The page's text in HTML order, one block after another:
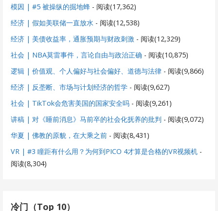
模因 | #5 被操纵的掘地蜂 - 阅读(17,362)
经济 | 假如美联储一直放水 - 阅读(12,538)
经济 | 美债收益率，通胀预期与财政刺激 - 阅读(12,329)
社会 | NBA莫雷事件，言论自由与政治正确 - 阅读(10,875)
逻辑 | 价值观、个人偏好与社会偏好、道德与法律 - 阅读(9,866)
经济 | 反垄断、市场与计划经济的哲学 - 阅读(9,627)
社会 | TikTok会危害美国的国家安全吗 - 阅读(9,261)
讲稿 | 对《睡前消息》马前卒的社会化抚养的批判 - 阅读(9,072)
华夏 | 佛教的原貌，在大乘之前 - 阅读(8,431)
VR | #3 瞳距有什么用？为何到PICO 4才算是合格的VR视频机 -
阅读(8,304)
冷门（Top 10）